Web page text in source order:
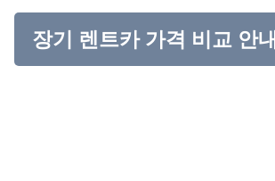
장기 렌트카 가격 비교 안내